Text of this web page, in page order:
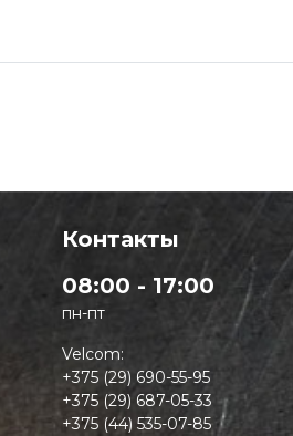
Контакты
08:00 - 17:00
пн-пт
Velcom:
+375 (29) 690-55-95
+375 (29) 687-05-33
+375 (44) 535-07-85